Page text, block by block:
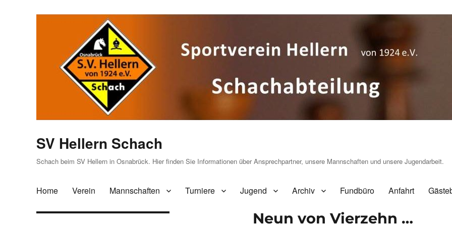
SV Hellern Schach
Schach beim SV Hellern in Osnabrück. Hier finden Sie Informationen über Ansprechpartner, unsere Mannschaften und unsere Jugendarbeit.
Home Verein Mannschaften Turniere Jugend Archiv Fundbüro Anfahrt
Neun von Vierzehn …